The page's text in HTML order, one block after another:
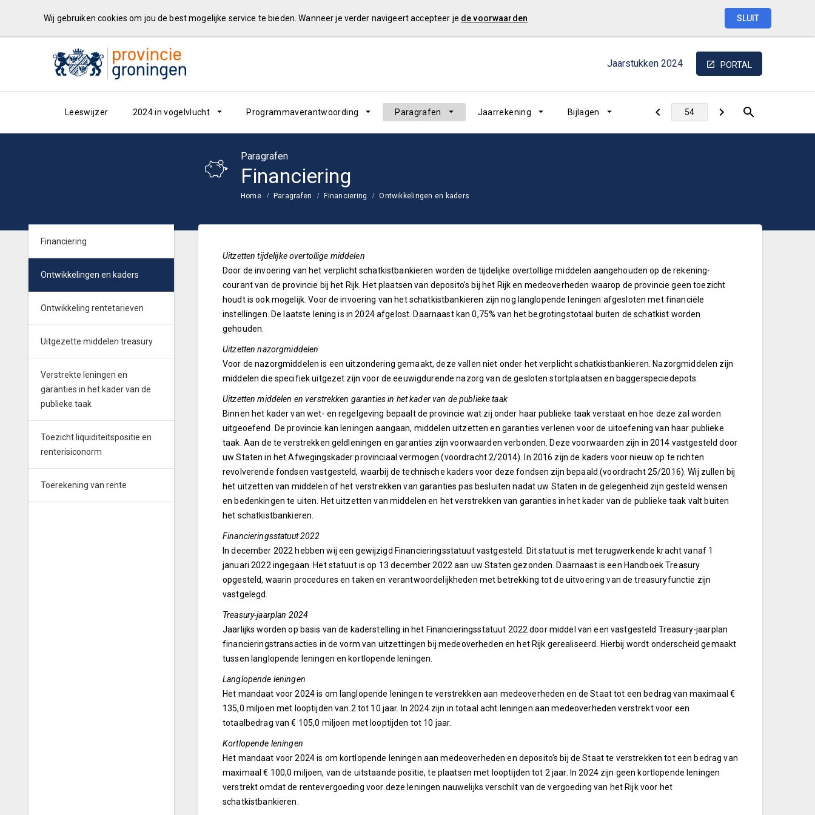
Wij gebruiken cookies om jou de best mogelijke service te bieden. Wanneer je verder navigeert accepteer je de voorwaarden SLUIT
Jaarstukken 2024 PORTAL
Leeswijzer 2024 in vogelvlucht Programmaverantwoording Paragrafen Jaarrekening Bijlagen
Paragrafen
Financiering
Home Paragrafen Financiering Ontwikkelingen en kaders
Financiering
Ontwikkelingen en kaders
Ontwikkeling rentetarieven
Uitgezette middelen treasury
Verstrekte leningen en
garanties in het kader van de
publieke taak
Toezicht liquiditeitspositie en
renterisiconorm
Toerekening van rente
Uitzetten tijdelijke overtollige middelen
Door de invoering van het verplicht schatkistbankieren worden de tijdelijke overtollige middelen aangehouden op de rekening-
courant van de provincie bij het Rijk. Het plaatsen van deposito's bij het Rijk en medeoverheden waarop de provincie geen toezicht
houdt is ook mogelijk. Voor de invoering van het schatkistbankieren zijn nog langlopende leningen afgesloten met financiële
instellingen. De laatste lening is in 2024 afgelost. Daarnaast kan 0,75% van het begrotingstotaal buiten de schatkist worden
gehouden.
Uitzetten nazorgmiddelen
Voor de nazorgmiddelen is een uitzondering gemaakt, deze vallen niet onder het verplicht schatkistbankieren. Nazorgmiddelen zijn
middelen die specifiek uitgezet zijn voor de eeuwigdurende nazorg van de gesloten stortplaatsen en baggerspeciedepots.
Uitzetten middelen en verstrekken garanties in het kader van de publieke taak
Binnen het kader van wet- en regelgeving bepaalt de provincie wat zij onder haar publieke taak verstaat en hoe deze zal worden
uitgeoefend. De provincie kan leningen aangaan, middelen uitzetten en garanties verlenen voor de uitoefening van haar publieke
taak. Aan de te verstrekken geldleningen en garanties zijn voorwaarden verbonden. Deze voorwaarden zijn in 2014 vastgesteld door
uw Staten in het Afwegingskader provinciaal vermogen (voordracht 2/2014). In 2016 zijn de kaders voor nieuw op te richten
revolverende fondsen vastgesteld, waarbij de technische kaders voor deze fondsen zijn bepaald (voordracht 25/2016). Wij zullen bij
het uitzetten van middelen of het verstrekken van garanties pas besluiten nadat uw Staten in de gelegenheid zijn gesteld wensen
en bedenkingen te uiten. Het uitzetten van middelen en het verstrekken van garanties in het kader van de publieke taak valt buiten
het schatkistbankieren.
Financieringsstatuut 2022
In december 2022 hebben wij een gewijzigd Financieringsstatuut vastgesteld. Dit statuut is met terugwerkende kracht vanaf 1
januari 2022 ingegaan. Het statuut is op 13 december 2022 aan uw Staten gezonden. Daarnaast is een Handboek Treasury
opgesteld, waarin procedures en taken en verantwoordelijkheden met betrekking tot de uitvoering van de treasuryfunctie zijn
vastgelegd.
Treasury-jaarplan 2024
Jaarlijks worden op basis van de kaderstelling in het Financieringsstatuut 2022 door middel van een vastgesteld Treasury-jaarplan
financieringstransacties in de vorm van uitzettingen bij medeoverheden en het Rijk gerealiseerd. Hierbij wordt onderscheid gemaakt
tussen langlopende leningen en kortlopende leningen.
Langlopende leningen
Het mandaat voor 2024 is om langlopende leningen te verstrekken aan medeoverheden en de Staat tot een bedrag van maximaal €
135,0 miljoen met looptijden van 2 tot 10 jaar. In 2024 zijn in totaal acht leningen aan medeoverheden verstrekt voor een
totaalbedrag van € 105,0 miljoen met looptijden tot 10 jaar.
Kortlopende leningen
Het mandaat voor 2024 is om kortlopende leningen aan medeoverheden en deposito's bij de Staat te verstrekken tot een bedrag van
maximaal € 100,0 miljoen, van de uitstaande positie, te plaatsen met looptijden tot 2 jaar. In 2024 zijn geen kortlopende leningen
verstrekt omdat de rentevergoeding voor deze leningen nauwelijks verschilt van de vergoeding van het Rijk voor het
schatkistbankieren.